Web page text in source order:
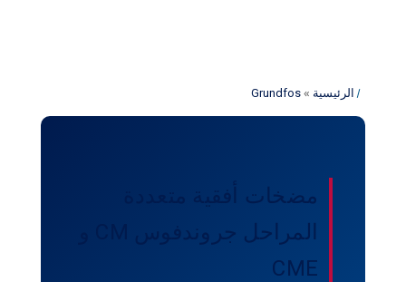
الرئيسية »
Grundfos
مضخات أفقية متعددة
CME